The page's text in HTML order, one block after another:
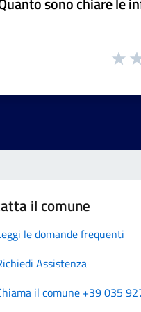
il comune
le domande frequenti
Assistenza
il comune +39 035